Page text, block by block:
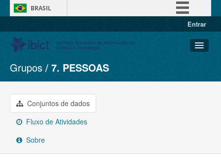
BRASIL
Entrar
Conjuntos de dados
Organizações
Grupos
Sobre
Grupos 7. PESSOAS
Conjuntos de dados
Fluxo de Atividades
Sobre